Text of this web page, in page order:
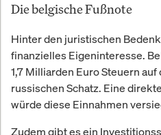
Die belgische Fußnote
Hinter den juristischen
finanzielles Eigeninteresse.
1,7 Milliarden Euro Steuern
russischen Schatz. Eine
würde diese Einnahmen
Zudem gibt es ein